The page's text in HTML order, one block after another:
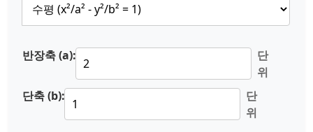
반장축 (a):
단
위
단축 (b):
단
위